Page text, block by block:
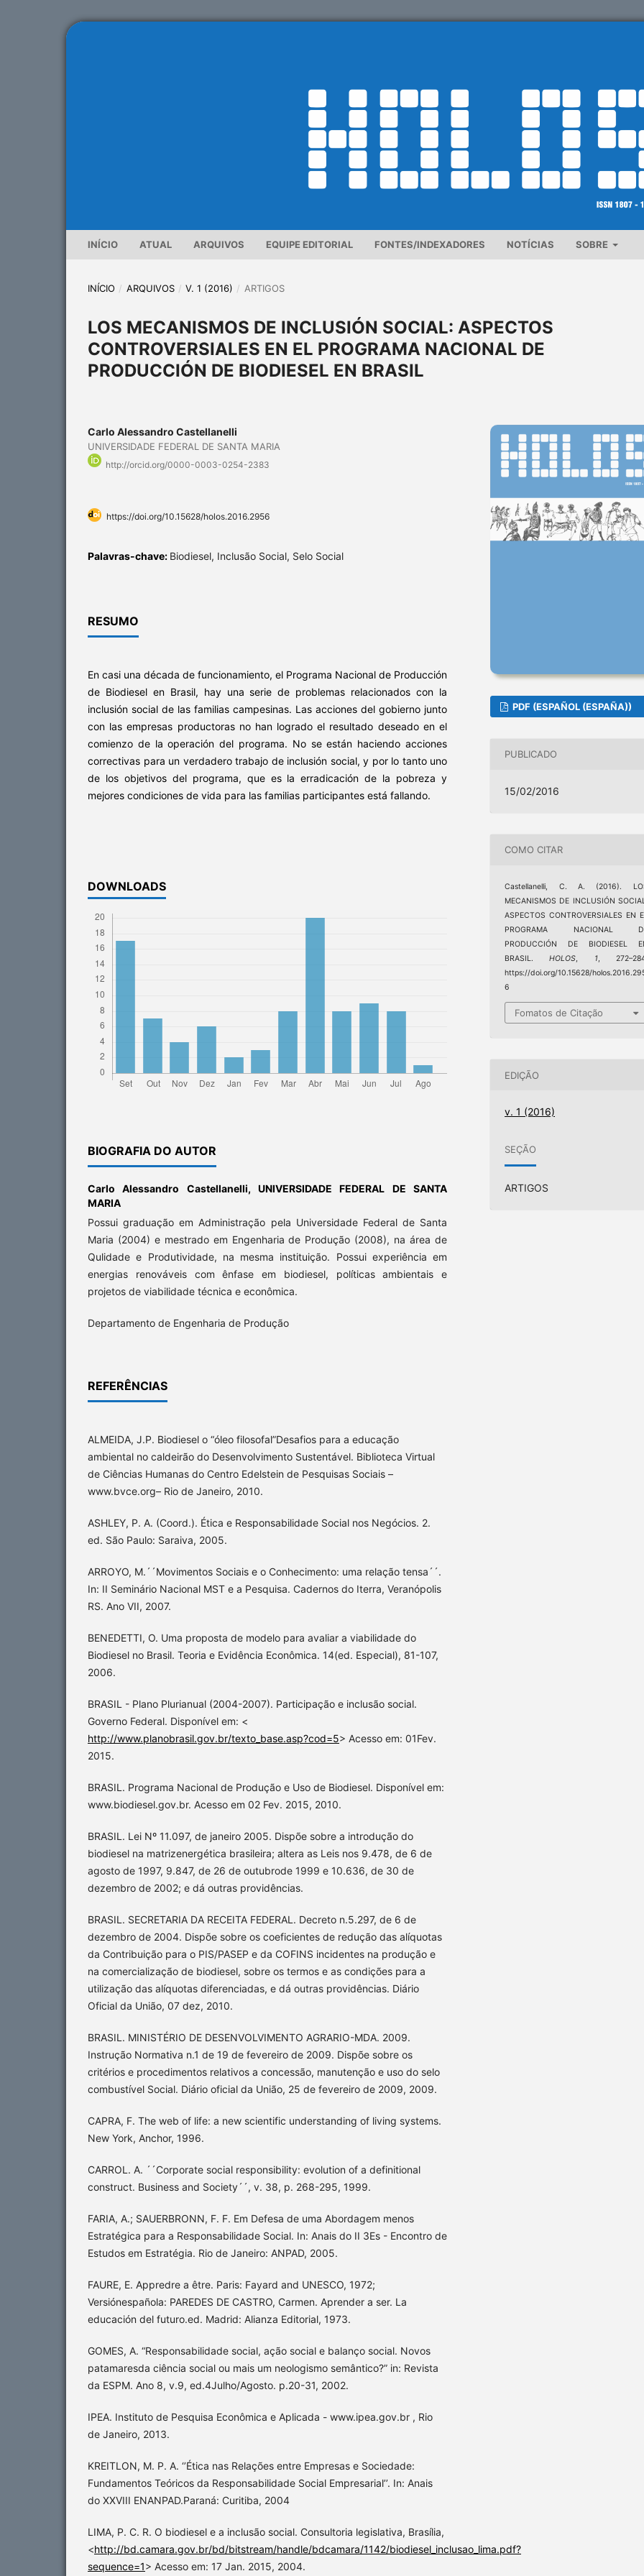
INÍCIO ATUAL ARQUIVOS EQUIPE EDITORIAL FONTES/INDEXADORES NOTÍCIAS SOBRE
INÍCIO / ARQUIVOS / V. 1 (2016) / ARTIGOS
LOS MECANISMOS DE INCLUSIÓN SOCIAL: ASPECTOS
CONTROVERSIALES EN EL PROGRAMA NACIONAL DE
PRODUCCIÓN DE BIODIESEL EN BRASIL
Carlo Alessandro Castellanelli
UNIVERSIDADE FEDERAL DE SANTA MARIA
http://orcid.org/0000-0003-0254-2383
https://doi.org/10.15628/holos.2016.2956
Palavras-chave: Biodiesel, Inclusão Social, Selo Social
RESUMO
En casi una década de funcionamiento, el Programa Nacional de Producción
de Biodiesel en Brasil, hay una serie de problemas relacionados con la
inclusión social de las familias campesinas. Las acciones del gobierno junto
con las empresas productoras no han logrado el resultado deseado en el
comienzo de la operación del programa. No se están haciendo acciones
correctivas para un verdadero trabajo de inclusión social, y por lo tanto uno
de los objetivos del programa, que es la erradicación de la pobreza y
mejores condiciones de vida para las familias participantes está fallando.
DOWNLOADS
BIOGRAFIA DO AUTOR
Carlo Alessandro Castellanelli, UNIVERSIDADE FEDERAL DE SANTA
MARIA
Possui graduação em Administração pela Universidade Federal de Santa
Maria (2004) e mestrado em Engenharia de Produção (2008), na área de
Qulidade e Produtividade, na mesma instituição. Possui experiência em
energias renováveis com ênfase em biodiesel, políticas ambientais e
projetos de viabilidade técnica e econômica.
Departamento de Engenharia de Produção
REFERÊNCIAS
ALMEIDA, J.P. Biodiesel o “óleo filosofal”Desafios para a educação
ambiental no caldeirão do Desenvolvimento Sustentável. Biblioteca Virtual
de Ciências Humanas do Centro Edelstein de Pesquisas Sociais –
www.bvce.org– Rio de Janeiro, 2010.
ASHLEY, P. A. (Coord.). Ética e Responsabilidade Social nos Negócios. 2.
ed. São Paulo: Saraiva, 2005.
ARROYO, M.´´Movimentos Sociais e o Conhecimento: uma relação tensa´´.
In: II Seminário Nacional MST e a Pesquisa. Cadernos do Iterra, Veranópolis
RS. Ano VII, 2007.
BENEDETTI, O. Uma proposta de modelo para avaliar a viabilidade do
Biodiesel no Brasil. Teoria e Evidência Econômica. 14(ed. Especial), 81-107,
2006.
BRASIL - Plano Plurianual (2004-2007). Participação e inclusão social.
Governo Federal. Disponível em: <
http://www.planobrasil.gov.br/texto_base.asp?cod=5> Acesso em: 01Fev.
2015.
BRASIL. Programa Nacional de Produção e Uso de Biodiesel. Disponível em:
www.biodiesel.gov.br. Acesso em 02 Fev. 2015, 2010.
BRASIL. Lei Nº 11.097, de janeiro 2005. Dispõe sobre a introdução do
biodiesel na matrizenergética brasileira; altera as Leis nos 9.478, de 6 de
agosto de 1997, 9.847, de 26 de outubrode 1999 e 10.636, de 30 de
dezembro de 2002; e dá outras providências.
BRASIL. SECRETARIA DA RECEITA FEDERAL. Decreto n.5.297, de 6 de
dezembro de 2004. Dispõe sobre os coeficientes de redução das alíquotas
da Contribuição para o PIS/PASEP e da COFINS incidentes na produção e
na comercialização de biodiesel, sobre os termos e as condições para a
utilização das alíquotas diferenciadas, e dá outras providências. Diário
Oficial da União, 07 dez, 2010.
BRASIL. MINISTÉRIO DE DESENVOLVIMENTO AGRARIO-MDA. 2009.
Instrução Normativa n.1 de 19 de fevereiro de 2009. Dispõe sobre os
critérios e procedimentos relativos a concessão, manutenção e uso do selo
combustível Social. Diário oficial da União, 25 de fevereiro de 2009, 2009.
CAPRA, F. The web of life: a new scientific understanding of living systems.
New York, Anchor, 1996.
CARROL. A. ´´Corporate social responsibility: evolution of a definitional
construct. Business and Society´´, v. 38, p. 268-295, 1999.
FARIA, A.; SAUERBRONN, F. F. Em Defesa de uma Abordagem menos
Estratégica para a Responsabilidade Social. In: Anais do II 3Es - Encontro de
Estudos em Estratégia. Rio de Janeiro: ANPAD, 2005.
FAURE, E. Appredre a être. Paris: Fayard and UNESCO, 1972;
Versiónespañola: PAREDES DE CASTRO, Carmen. Aprender a ser. La
educación del futuro.ed. Madrid: Alianza Editorial, 1973.
GOMES, A. “Responsabilidade social, ação social e balanço social. Novos
patamaresda ciência social ou mais um neologismo semântico?” in: Revista
da ESPM. Ano 8, v.9, ed.4Julho/Agosto. p.20-31, 2002.
IPEA. Instituto de Pesquisa Econômica e Aplicada - www.ipea.gov.br , Rio
de Janeiro, 2013.
KREITLON, M. P. A. ‘’Ética nas Relações entre Empresas e Sociedade:
Fundamentos Teóricos da Responsabilidade Social Empresarial’’. In: Anais
do XXVIII ENANPAD.Paraná: Curitiba, 2004
LIMA, P. C. R. O biodiesel e a inclusão social. Consultoria legislativa, Brasília,
<http://bd.camara.gov.br/bd/bitstream/handle/bdcamara/1142/biodiesel_inclusao_lima.pdf?
sequence=1> Acesso em: 17 Jan. 2015, 2004.
PDF (ESPAÑOL (ESPAÑA))
PUBLICADO
15/02/2016
COMO CITAR
Castellanelli, C. A. (2016).
MECANISMOS DE INCLUSIÓN
ASPECTOS CONTROVERSIALES EN
PROGRAMA NACIONAL
PRODUCCIÓN DE BIODIESEL
BRASIL.HOLOS 1,
https://doi.org/10.15628/
6
Fomatos de Citação
EDIÇÃO
v. 1 (2016)
SEÇÃO
ARTIGOS